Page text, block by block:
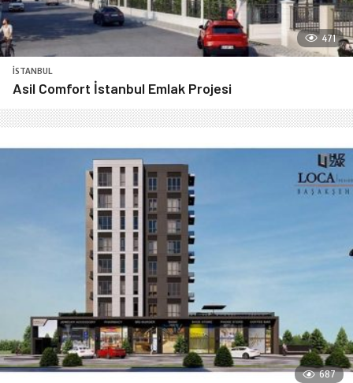
471
İSTANBUL
Asil Comfort İstanbul Emlak Projesi
687